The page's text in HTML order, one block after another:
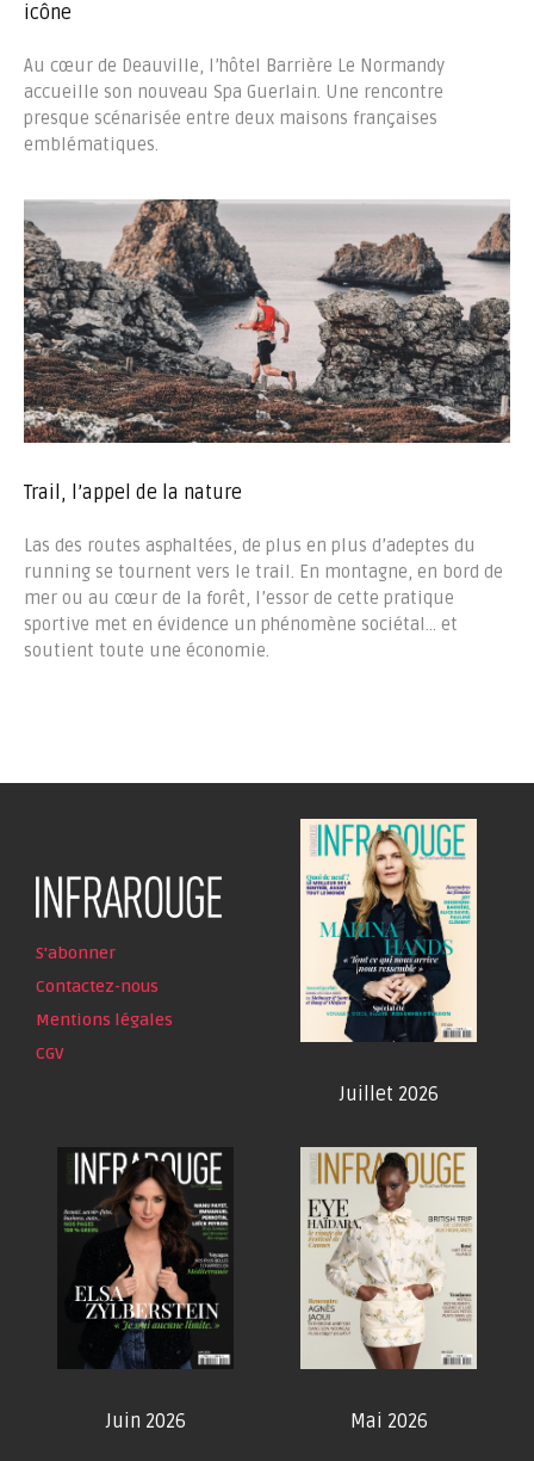
icône
Au cœur de Deauville, l’hôtel Barrière Le Normandy
accueille son nouveau Spa Guerlain. Une rencontre
presque scénarisée entre deux maisons françaises
emblématiques.
Trail, l’appel de la nature
Las des routes asphaltées, de plus en plus d’adeptes du
running se tournent vers le trail. En montagne, en bord de
mer ou au cœur de la forêt, l’essor de cette pratique
sportive met en évidence un phénomène sociétal… et
soutient toute une économie.
S'abonner
Contactez-nous
Mentions légales
CGV
Juillet 2026
Juin 2026 Mai 2026